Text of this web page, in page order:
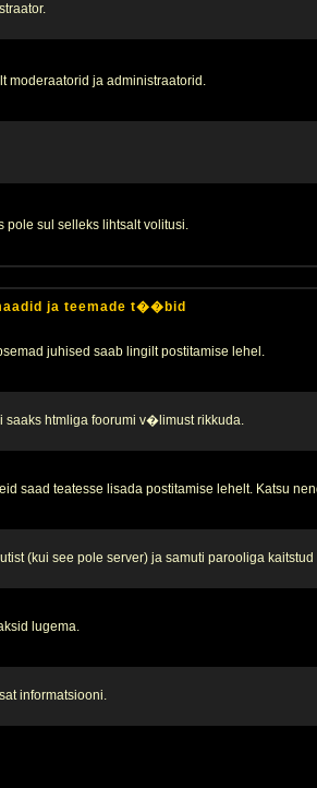
moderaatorid ja administraatorid.
sul selleks lihtsalt volitusi.
ja teemade t��bid
juhised saab lingilt postitamise lehel.
htmliga foorumi v�limust rikkuda.
saad teatesse lisada postitamise lehelt. Katsu
(kui see pole server) ja samuti parooliga
lugema.
informatsiooni.